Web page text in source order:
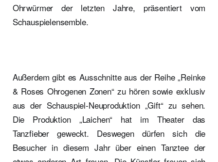
Ohrwürmer der letzten Jahre, präsentiert vom
Schauspielensemble.
Außerdem gibt es Ausschnitte aus der Reihe „Reinke
& Roses Ohrogenen Zonen“ zu hören sowie exklusiv
aus der Schauspiel-Neuproduktion „Gift“ zu sehen.
Die Produktion „Laichen“ hat im Theater das
Tanzfieber geweckt. Deswegen dürfen sich die
Besucher in diesem Jahr über einen Tanztee der